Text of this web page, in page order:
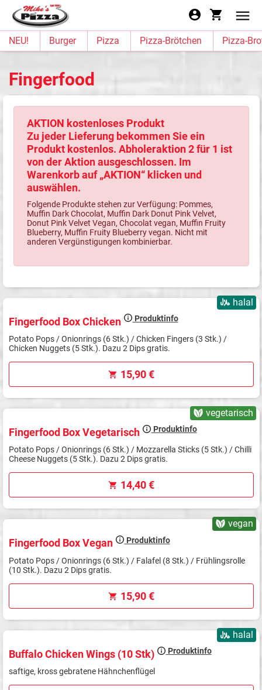
NEU! Burger Pizza Pizza-Brötchen Pizza-
Fingerfood
AKTION kostenloses Produkt
Zu jeder Lieferung bekommen Sie ein
Produkt kostenlos. Abholeraktion 2 für 1 ist
von der Aktion ausgeschlossen. Im
Warenkorb auf „AKTION“ klicken und
auswählen.
Folgende Produkte stehen zur Verfügung: Pommes,
Muffin Dark Chocolat, Muffin Dark Donut Pink Velvet,
Donut Pink Velvet Vegan, Chocolat vegan, Muffin Fruity
Blueberry, Muffin Fruity Blueberry vegan. Nicht mit
anderen Vergünstigungen kombinierbar.
halal
Fingerfood Box Chicken Produktinfo
Potato Pops / Onionrings (6 Stk.) / Chicken Fingers (3 Stk.) /
Chicken Nuggets (5 Stk.). Dazu 2 Dips gratis.
15,90 €
vegetarisch
Fingerfood Box Vegetarisch Produktinfo
Potato Pops / Onionrings (6 Stk.) / Mozzarella Sticks (5 Stk.) / Chilli
Cheese Nuggets (5 Stk.). Dazu 2 Dips gratis.
14,40 €
vegan
Fingerfood Box Vegan Produktinfo
Potato Pops / Onionrings (6 Stk.) / Falafel (8 Stk.) / Frühlingsrolle
(10 Stk.). Dazu 2 Dips gratis.
15,90 €
halal
Buffalo Chicken Wings (10 Stk) Produktinfo
saftige, kross gebratene Hähnchenflügel